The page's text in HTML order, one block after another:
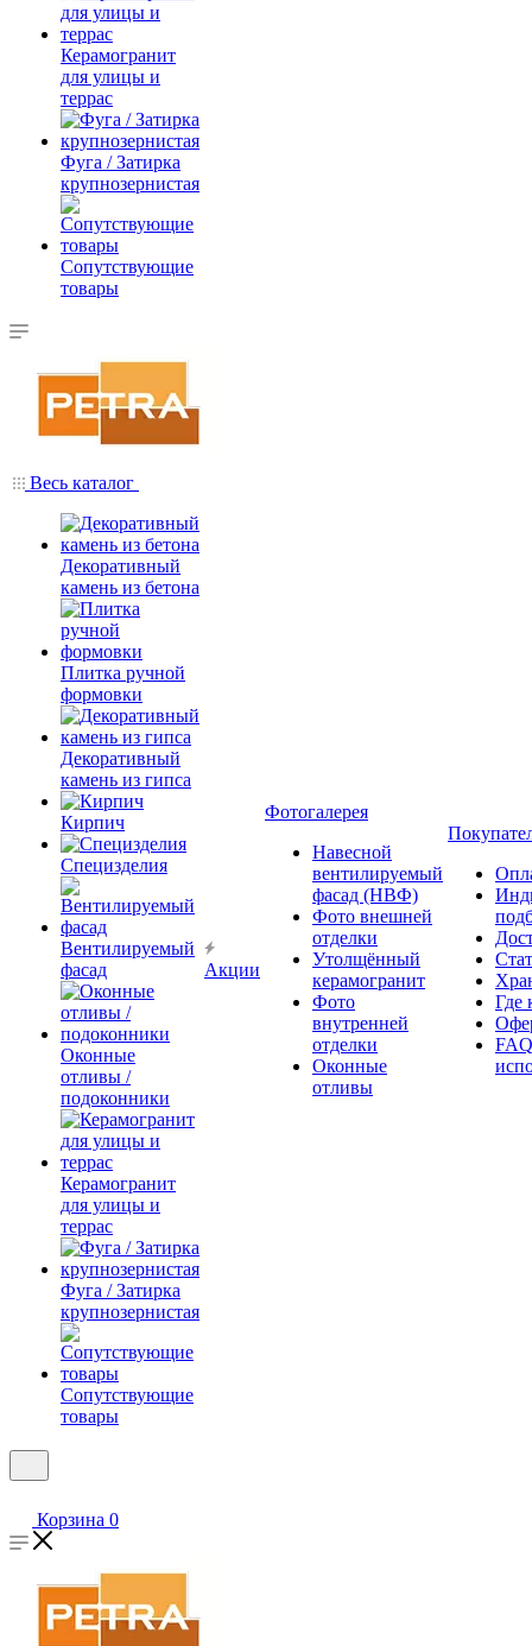
Керамогранит
для улицы и
террас
Фуга / Затирка
крупнозернистая
Сопутствующие
товары
Весь каталог
Декоративный
камень из бетона
Плитка ручной
формовки
Декоративный
камень из гипса
Кирпич
Специзделия
Вентилируемый
фасад
Оконные
отливы /
подоконники
Керамогранит
для улицы и
террас
Фуга / Затирка
крупнозернистая
Сопутствующие
товары
Акции
Фотогалерея
Навесной
вентилируемый
фасад (НВФ)
Фото внешней
отделки
Утолщённый
керамогранит
Фото
внутренней
отделки
Оконные
отливы
Где
Корзина 0